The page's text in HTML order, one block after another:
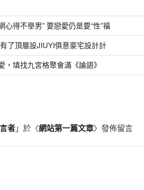
心得不舉男” 要戀愛仍是要“性”福
了頂層設JIUYI俱意豪宅設計計
，填找九宮格聚會滿《論語》
者」於〈網站第一篇文章〉發佈留言